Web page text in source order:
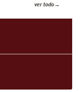
ver todo